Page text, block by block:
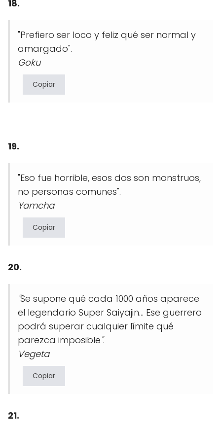
18.
"Prefiero ser loco y feliz qué ser normal y
amargado".
Goku
Copiar
19.
"Eso fue horrible, esos dos son monstruos,
no personas comunes".
Yamcha
Copiar
20.
"Se supone qué cada 1000 años aparece
el legendario Super Saiyajin... Ese guerrero
podrá superar cualquier límite qué
parezca imposible".
Vegeta
Copiar
21.